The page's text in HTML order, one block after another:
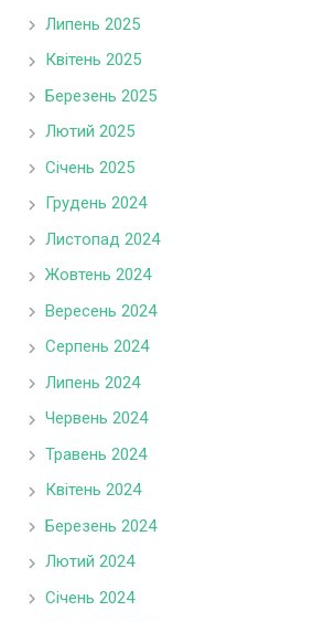
Липень 2025
Квітень 2025
Березень 2025
Лютий 2025
Січень 2025
Грудень 2024
Листопад 2024
Жовтень 2024
Вересень 2024
Серпень 2024
Липень 2024
Червень 2024
Травень 2024
Квітень 2024
Березень 2024
Лютий 2024
Січень 2024